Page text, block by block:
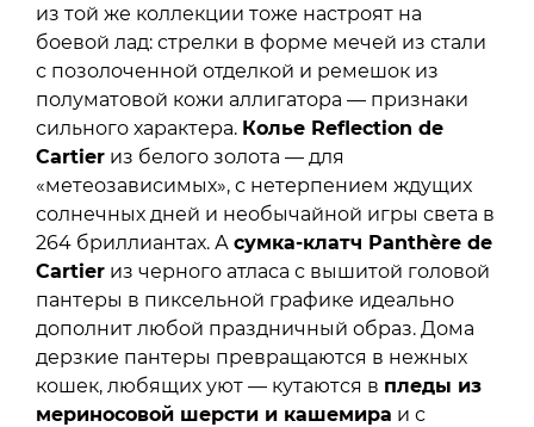
из той же коллекции тоже настроят на
боевой лад: стрелки в форме мечей из стали
с позолоченной отделкой и ремешок из
полуматовой кожи аллигатора — признаки
сильного характера. Колье Reflection de
Cartier из белого золота — для
«метеозависимых», с нетерпением ждущих
солнечных дней и необычайной игры света в
264 бриллиантах. А сумка-клатч Panthère de
Cartier из черного атласа с вышитой головой
пантеры в пиксельной графике идеально
дополнит любой праздничный образ. Дома
дерзкие пантеры превращаются в нежных
кошек, любящих уют — кутаются в пледы из
мериносовой шерсти и кашемира и с